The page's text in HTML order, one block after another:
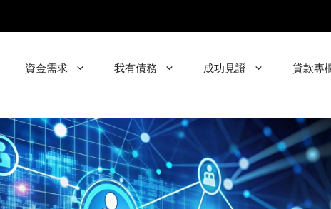
資金需求 我有債務 成功見證 貸款專